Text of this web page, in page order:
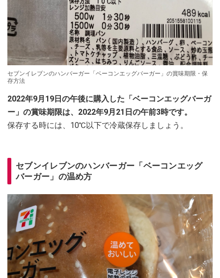
セブンイレブンのハンバーガー「ベーコンエッグバーガー」の賞味期限・保
存方法
2022年9月19日の午後に購入した「ベーコンエッグバーガ
ー」の賞味期限は、2022年9月21日の午前3時です。
保存する時には、10℃以下で冷蔵保存しましょう。
セブンイレブンのハンバーガー「ベーコンエッグ
バーガー」の温め方